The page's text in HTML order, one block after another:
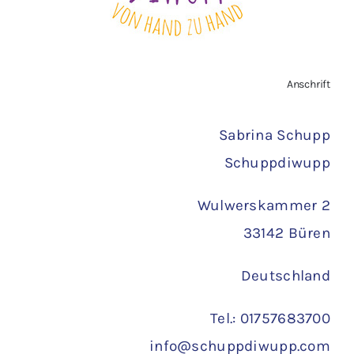
Anschrift
Sabrina Schupp
Schuppdiwupp
Wulwerskammer 2
33142 Büren
Deutschland
Tel.: 01757683700
info@schuppdiwupp.com